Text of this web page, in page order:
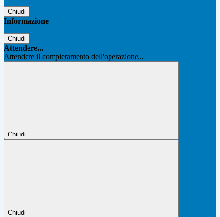
Chiudi
Informazione
Chiudi
Attendere...
Attendere il completamento dell'operazione...
Chiudi
Chiudi